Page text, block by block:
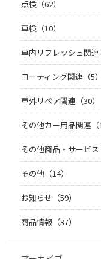
点検（62）
車検（10）
車内リフレッシュ関連
コーティング関連（5）
車外リペア関連（30）
その他カー用品関連（
その他商品・サービス
その他（14）
お知らせ（59）
商品情報（37）